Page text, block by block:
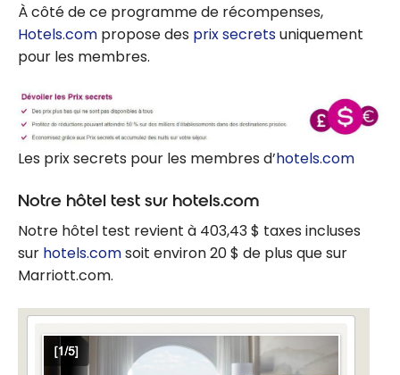
À côté de ce programme de récompenses,
Hotels.com propose des prix secretsuniquement
pour les membres.
Les prix secrets pour les membres d’hotels.com
Notre hôtel test sur hotels.com
Notre hôtel test revient à 403,43 $ taxes incluses
sur hotels.comsoit environ 20 $ de plus que sur
Marriott.com.